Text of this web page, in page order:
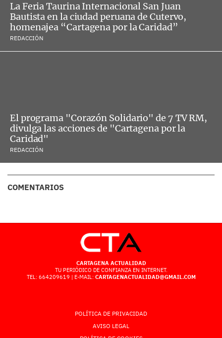
La Feria Taurina Internacional San Juan
Bautista en la ciudad peruana de Cutervo,
homenajea “Cartagena por la Caridad”
REDACCIÓN
El programa "Corazón Solidario" de 7 TV RM,
divulga las acciones de "Cartagena por la
Caridad"
REDACCIÓN
COMENTARIOS
CARTAGENA ACTUALIDAD
TU PERIÓDICO DE CONFIANZA EN INTERNET.
TEL: 664209619 | E-MAIL: CARTAGENACTUALIDAD@GMAIL.COM
POLÍTICA DE PRIVACIDAD
AVISO LEGAL